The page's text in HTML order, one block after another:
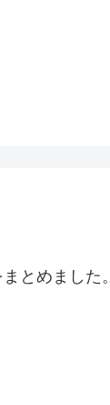
とめました。